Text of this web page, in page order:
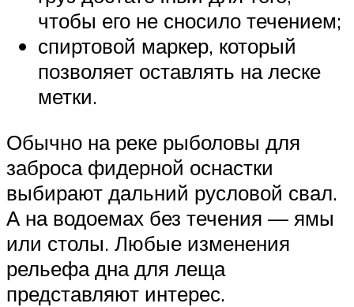
чтобы его не сносило течением;
спиртовой маркер, который
позволяет оставлять на леске
метки.
Обычно на реке рыболовы для
заброса фидерной оснастки
выбирают дальний русловой свал.
А на водоемах без течения — ямы
или столы. Любые изменения
рельефа дна для леща
представляют интерес.